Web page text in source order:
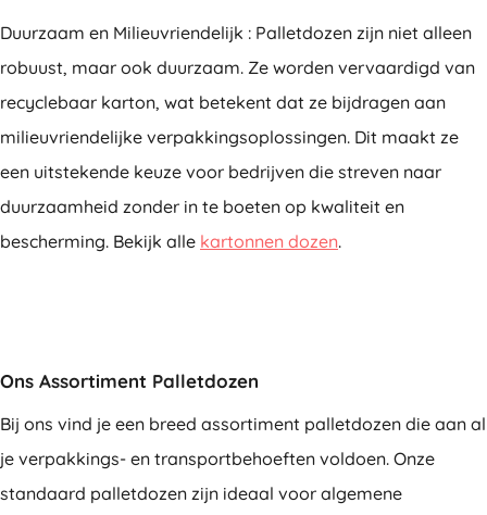
Duurzaam en Milieuvriendelijk : Palletdozen zijn niet alleen
robuust, maar ook duurzaam. Ze worden vervaardigd van
recyclebaar karton, wat betekent dat ze bijdragen aan
milieuvriendelijke verpakkingsoplossingen. Dit maakt ze
een uitstekende keuze voor bedrijven die streven naar
duurzaamheid zonder in te boeten op kwaliteit en
bescherming. Bekijk alle kartonnen dozen.
Ons Assortiment Palletdozen
Bij ons vind je een breed assortiment palletdozen die aan al
je verpakkings- en transportbehoeften voldoen. Onze
standaard palletdozen zijn ideaal voor algemene